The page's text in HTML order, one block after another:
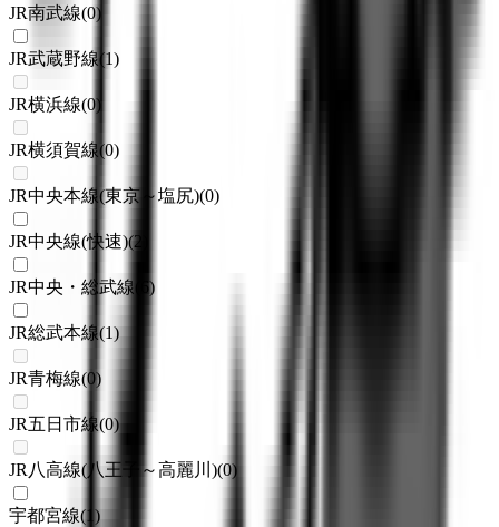
JR南武線(0)
JR武蔵野線(1)
JR横浜線(0)
JR横須賀線(0)
JR中央本線(東京～塩尻)(0)
JR中央線(快速)(2
JR中央・総武線 6)
JR総武本線(1)
JR青梅線(0)
JR五日市線(0)
JR八高線(八王子～高麗川)(0)
宇都宮線(1 )